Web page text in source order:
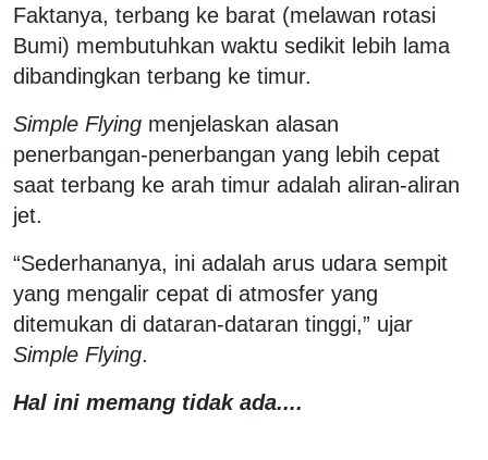
Faktanya, terbang ke barat (melawan rotasi
Bumi) membutuhkan waktu sedikit lebih lama
dibandingkan terbang ke timur.
Simple Flying menjelaskan alasan
penerbangan-penerbangan yang lebih cepat
saat terbang ke arah timur adalah aliran-aliran
jet.
“Sederhananya, ini adalah arus udara sempit
yang mengalir cepat di atmosfer yang
ditemukan di dataran-dataran tinggi,” ujar
Simple Flying.
Hal ini memang tidak ada....